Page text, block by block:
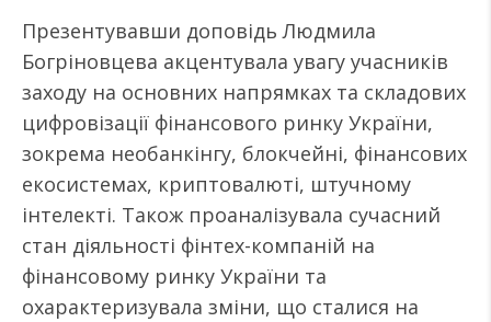
Презентувавши доповідь Людмила
Богріновцева акцентувала увагу учасників
заходу на основних напрямках та складових
цифровізації фінансового ринку України,
зокрема необанкінгу, блокчейні, фінансових
екосистемах, криптовалюті, штучному
інтелекті. Також проаналізувала сучасний
стан діяльності фінтех-компаній на
фінансовому ринку України та
охарактеризувала зміни, що сталися на